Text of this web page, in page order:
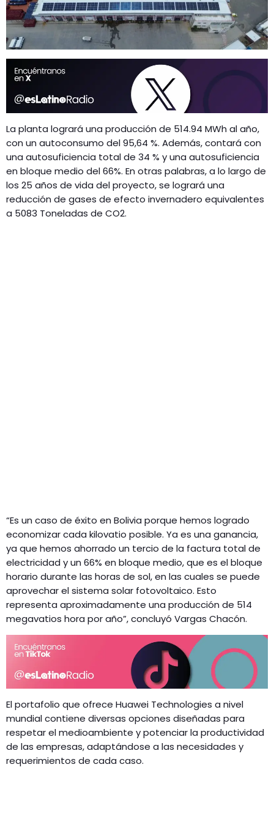
La planta logrará una producción de 514.94 MWh al año,
con un autoconsumo del 95,64 %. Además, contará con
una autosuficiencia total de 34 % y una autosuficiencia
en bloque medio del 66%. En otras palabras, a lo largo de
los 25 años de vida del proyecto, se logrará una
reducción de gases de efecto invernadero equivalentes
a 5083 Toneladas de CO2.
“Es un caso de éxito en Bolivia porque hemos logrado
economizar cada kilovatio posible. Ya es una ganancia,
ya que hemos ahorrado un tercio de la factura total de
electricidad y un 66% en bloque medio, que es el bloque
horario durante las horas de sol, en las cuales se puede
aprovechar el sistema solar fotovoltaico. Esto
representa aproximadamente una producción de 514
megavatios hora por año”, concluyó Vargas Chacón.
El portafolio que ofrece Huawei Technologies a nivel
mundial contiene diversas opciones diseñadas para
respetar el medioambiente y potenciar la productividad
de las empresas, adaptándose a las necesidades y
requerimientos de cada caso.